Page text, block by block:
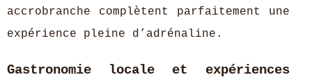
accrobranche complètent parfaitement une
expérience pleine d’adrénaline.
Gastronomie locale et expériences